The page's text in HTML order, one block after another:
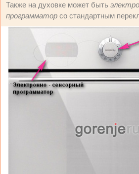
Также на духовке может быть
программатор со стандартным